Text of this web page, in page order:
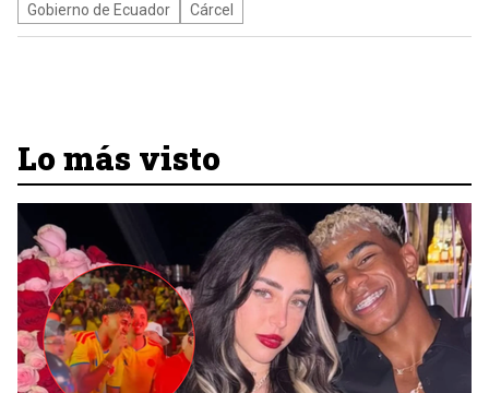
Gobierno de Ecuador
Cárcel
Lo más visto